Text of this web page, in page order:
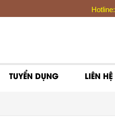
Hotline:
TUYỂN DỤNG LIÊN HỆ